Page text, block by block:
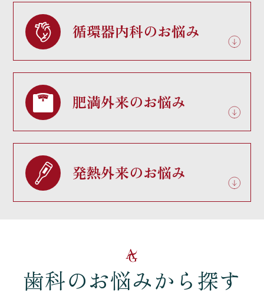
循環器内科のお悩み
肥満外来のお悩み
発熱外来のお悩み
歯科のお悩みから探す